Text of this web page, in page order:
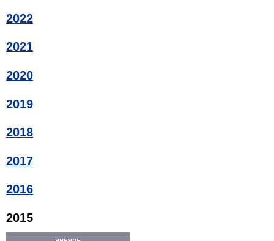
2022
2021
2020
2019
2018
2017
2016
2015